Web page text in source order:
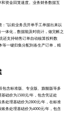
资金回笼速度。业务财务数据互
"以前业务员开单手工单据出来以
体化，数据能及时统计，做完帐之
还支持销售订单自动核算投料数
等一键归集分配到各生产订单，精
含标准版、专业版、旗舰版等多
础价为1500元/年，包含凭证处
处理基础价为2800元/年，在标准
务处理基础价为4000元/年，包含